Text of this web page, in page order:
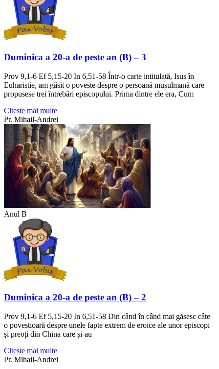
Duminica a 20-a de peste an (B) – 3
Prov 9,1-6 Ef 5,15-20 In 6,51-58 Într-o carte intitulată, Isus în
Euharistie, am găsit o poveste despre o persoană musulmană care
propusese trei întrebări episcopului. Prima dintre ele era, Cum
Citeste mai multe
Pr. Mihail-Andrei
Anul B
Duminica a 20-a de peste an (B) – 2
Prov 9,1-6 Ef 5,15-20 In 6,51-58 Din când în când mai găsesc câte
o povestioară despre unele fapte extrem de eroice ale unor episcopi
și preoți din China care și-au
Citeste mai multe
Pr. Mihail-Andrei